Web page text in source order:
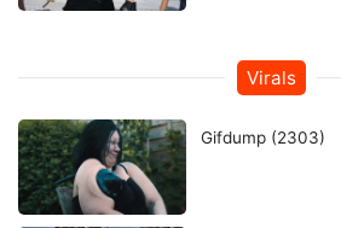
Virals
Gifdump (2303)